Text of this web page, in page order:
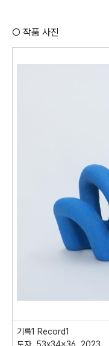
○ 작품 사진
기록1 Record1